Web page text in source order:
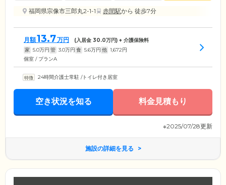
福岡県宗像市三郎丸2-1-1
赤間駅から 徒歩7分
月額13.7万円 (入居金 30.0万円) + 介護保険料
家 5.0万円 管 3.0万円 食 5.6万円 他 1,672円
個室 / プランA
24時間介護士常駐 /トイレ付き居室
空き状況を知る 料金見積もり
※2025/07/28更新
施設の詳細を見る